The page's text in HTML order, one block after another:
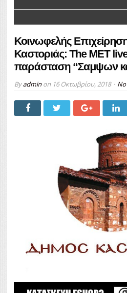
Κοινωφελής
Καστοριάς: The MET
παράσταση “Σαμψων
Byadminon 16 Οκτωβρίου, 2018